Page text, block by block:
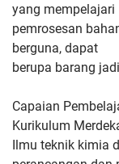
yang mempelajari
pemrosesan
berguna, dapat
berupa barang
Capaian
Kurikulum
Ilmu teknik kimia